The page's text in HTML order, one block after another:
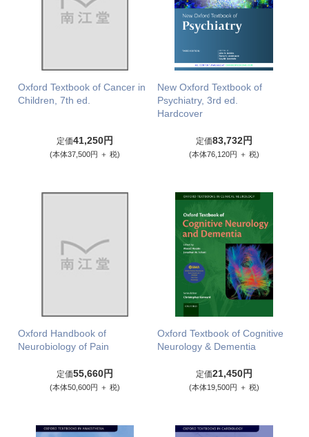
Oxford Textbook of Cancer in
Children, 7th ed.
定価41,250円
(本体37,500円 ＋ 税)
New Oxford Textbook of
Psychiatry, 3rd ed.
Hardcover
定価83,732円
(本体76,120円 ＋ 税)
Oxford Handbook of
Neurobiology of Pain
定価55,660円
(本体50,600円 ＋ 税)
Oxford Textbook of Cognitive
Neurology & Dementia
定価21,450円
(本体19,500円 ＋ 税)